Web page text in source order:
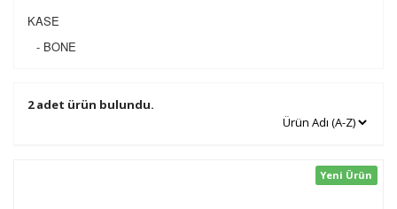
KASE
- BONE
2 adet ürün bulundu.
Yeni Ürün